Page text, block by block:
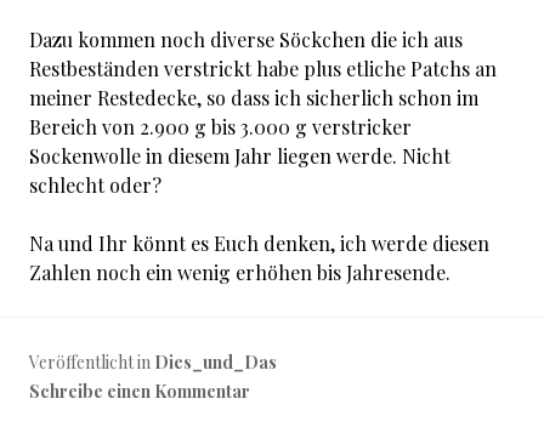
Dazu kommen noch diverse Söckchen die ich aus
Restbeständen verstrickt habe plus etliche Patchs an
meiner Restedecke, so dass ich sicherlich schon im
Bereich von 2.900 g bis 3.000 g verstricker
Sockenwolle in diesem Jahr liegen werde. Nicht
schlecht oder?
Na und Ihr könnt es Euch denken, ich werde diesen
Zahlen noch ein wenig erhöhen bis Jahresende.
Veröffentlicht in Dies_und_Das
Schreibe einen Kommentar